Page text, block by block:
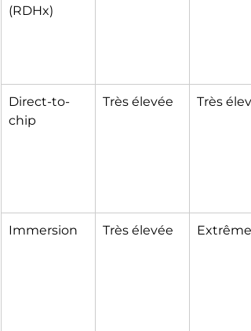
(RDHx)
Direct-to-
chip
Très élevée Très
Immersion Très élevée Extrême